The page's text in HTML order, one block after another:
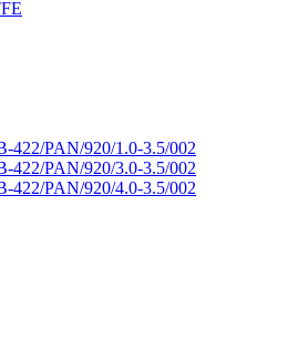
PAN/920/1.0-3.5/002
PAN/920/3.0-3.5/002
PAN/920/4.0-3.5/002